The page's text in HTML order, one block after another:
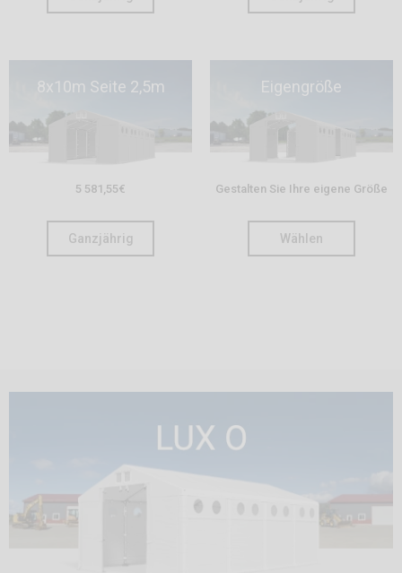
8x10m Seite 2,5m
5 581,55€
Ganzjährig
Eigengröße
Gestalten Sie Ihre eigene Größe
Wählen